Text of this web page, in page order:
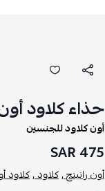
حذاء كلاود
أون كلاود للجنسين
475 SAR
أون رانينج ,كلاود ,كلاود